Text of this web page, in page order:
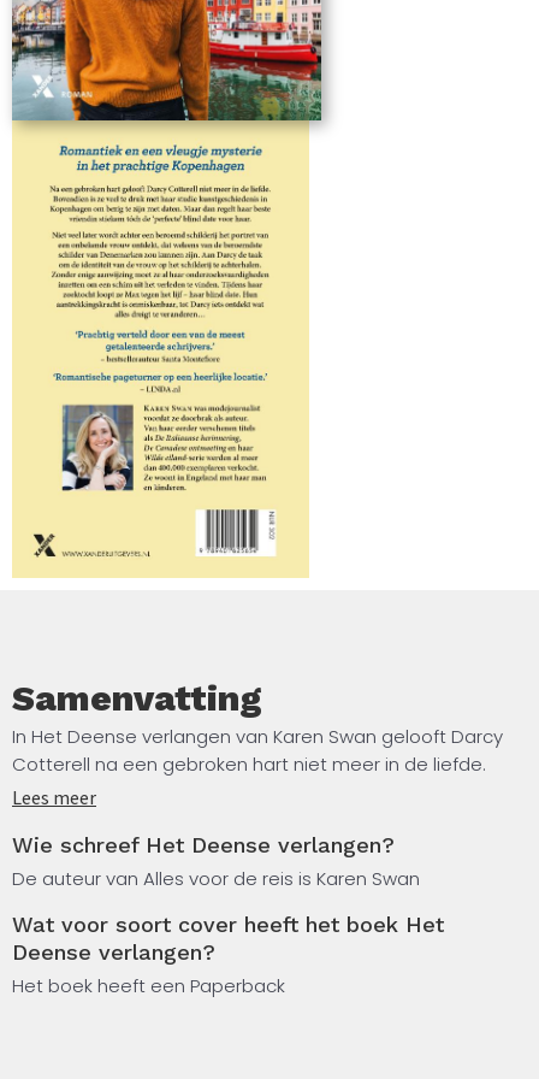
'Romantische pageturner op een heerlijke locatie.' -
LINDA.nl
Samenvatting
In Het Deense verlangen van Karen Swan gelooft Darcy
Cotterell na een gebroken hart niet meer in de liefde.
Bovendien is ze veel te druk met haar studie
daten. Maar dan regelt haar beste vriendin stiekem tóch
de ‘perfecte’ blind date voor haar.
Niet veel later wordt achter een beroemd schilderij het
portret van een onbekende vrouw ontdekt, dat weleens
van de beroemdste schilder van Denemarken zou kunnen
Lees meer
Wie schreef Het Deense verlangen?
De auteur van Alles voor de reis is Karen Swan
Wat voor soort cover heeft het boek Het
Deense verlangen?
Het boek heeft een Paperback